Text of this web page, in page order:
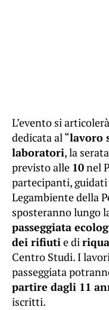
L’evento si
dedicata al “lavoro
laboratori, la
previsto alle 10nel
partecipanti,
Legambiente della
sposteranno lungo
passeggiata
dei rifiutie di
Centro Studi. I
passeggiata
partire dagli 11
iscritti.